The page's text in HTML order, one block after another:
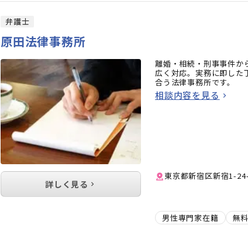
弁護士
原田法律事務所
離婚・相続・刑事事件か
広く対応。実務に即した
合う法律事務所です。
相談内容を見る
東京都新宿区新宿1-
男性専門家在籍 無
詳しく見る